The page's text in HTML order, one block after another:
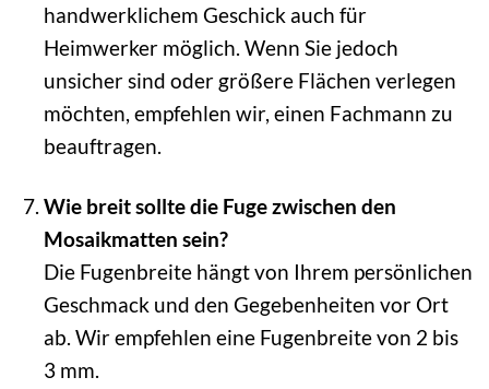
handwerklichem Geschick auch für
Heimwerker möglich. Wenn Sie jedoch
unsicher sind oder größere Flächen verlegen
möchten, empfehlen wir, einen Fachmann zu
beauftragen.
Wie breit sollte die Fuge zwischen den
Mosaikmatten sein?
Die Fugenbreite hängt von Ihrem persönlichen
Geschmack und den Gegebenheiten vor Ort
ab. Wir empfehlen eine Fugenbreite von 2 bis
3 mm.